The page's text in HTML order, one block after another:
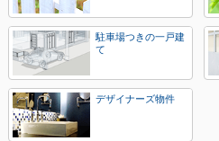
駐車場つきの一戸建
て
デザイナーズ物件